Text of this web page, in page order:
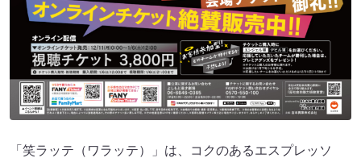
「笑ラッテ（ワラッテ）」は、コクのあるエスプレッソ